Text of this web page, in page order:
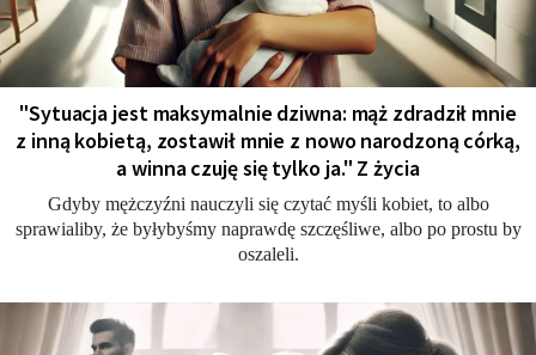
"Sytuacja jest maksymalnie dziwna: mąż zdradził mnie
z inną kobietą, zostawił mnie z nowo narodzoną córką,
a winna czuję się tylko ja." Z życia
Gdyby mężczyźni nauczyli się czytać myśli kobiet, to albo
sprawialiby, że byłybyśmy naprawdę szczęśliwe, albo po prostu by
oszaleli.